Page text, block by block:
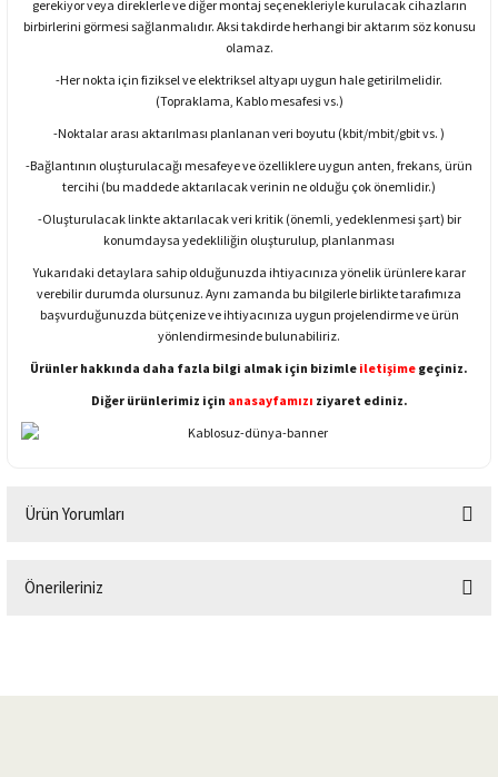
gerekiyor veya direklerle ve diğer montaj seçenekleriyle kurulacak cihazların
birbirlerini görmesi sağlanmalıdır. Aksi takdirde herhangi bir aktarım söz konusu
olamaz.
-Her nokta için fiziksel ve elektriksel altyapı uygun hale getirilmelidir.
(Topraklama, Kablo mesafesi vs.)
-Noktalar arası aktarılması planlanan veri boyutu (kbit/mbit/gbit vs. )
-Bağlantının oluşturulacağı mesafeye ve özelliklere uygun anten, frekans, ürün
tercihi (bu maddede aktarılacak verinin ne olduğu çok önemlidir.)
-Oluşturulacak linkte aktarılacak veri kritik (önemli, yedeklenmesi şart) bir
konumdaysa yedekliliğin oluşturulup, planlanması
Yukarıdaki detaylara sahip olduğunuzda ihtiyacınıza yönelik ürünlere karar
verebilir durumda olursunuz. Aynı zamanda bu bilgilerle birlikte tarafımıza
başvurduğunuzda bütçenize ve ihtiyacınıza uygun projelendirme ve ürün
yönlendirmesinde bulunabiliriz.
Ürünler hakkında daha fazla bilgi almak için bizimle iletişime geçiniz.
Diğer ürünlerimiz için anasayfamızı ziyaret ediniz.
Ürün Yorumları
Önerileriniz